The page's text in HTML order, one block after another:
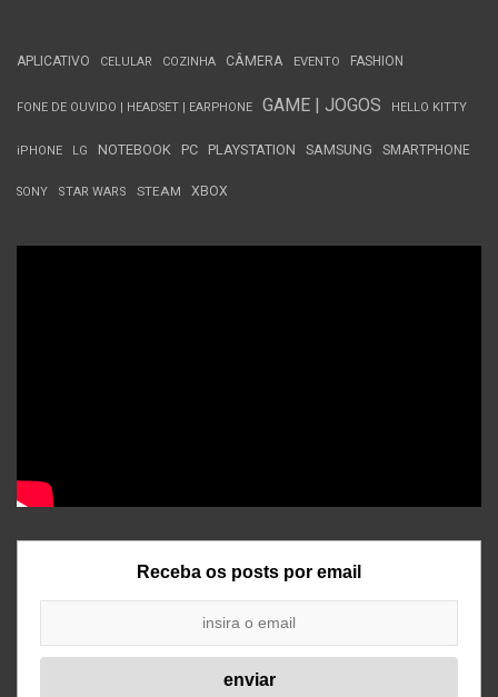
APLICATIVO CELULAR COZINHA CÂMERA EVENTO FASHION
FONE DE OUVIDO | HEADSET | EARPHONE GAME | JOGOS HELLO KITTY
iPHONE LG NOTEBOOK PC PLAYSTATION SAMSUNG SMARTPHONE
SONY STAR WARS STEAM XBOX
Receba os posts por email